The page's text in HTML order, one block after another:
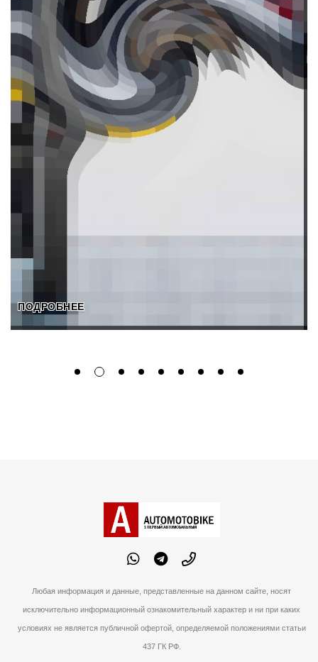
ПОДРОБНЕЕ
Любая информация и данные, представленные на данном сайте, носят
исключительно информационный ознакомительный характер и ни при каких
условиях не является публичной офертой, определяемой положениями статьи
437 ГК РФ.